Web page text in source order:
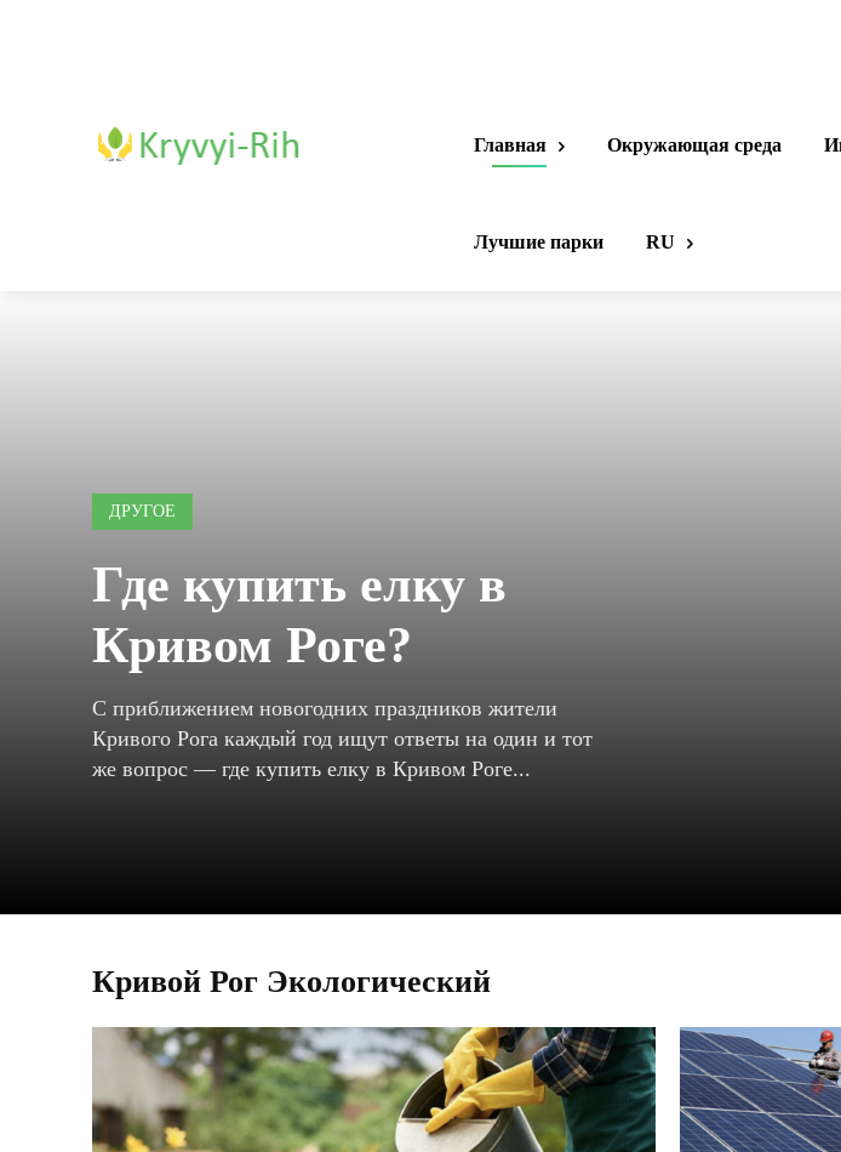
Главная Окружающая среда
Лучшие парки RU
ДРУГОЕ
Где купить елку в
Кривом Роге?
С приближением новогодних праздников жители
Кривого Рога каждый год ищут ответы на один и тот
же вопрос — где купить елку в Кривом Роге...
Кривой Рог Экологический